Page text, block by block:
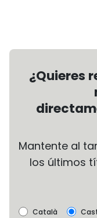
¿Quieres
Mantente al
los últimos
Català